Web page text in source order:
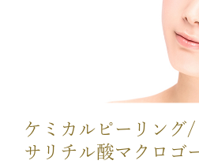
ケミカルピーリング/
サリチル酸マクロゴ